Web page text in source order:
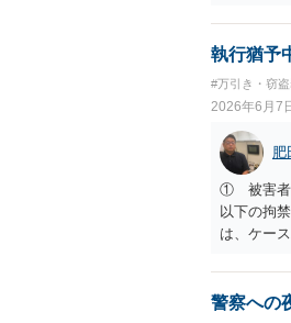
執行猶予
#万引き・窃盗
2026年6月7
肥
① 被害者
以下の拘
は、ケー
してくだ
警察への